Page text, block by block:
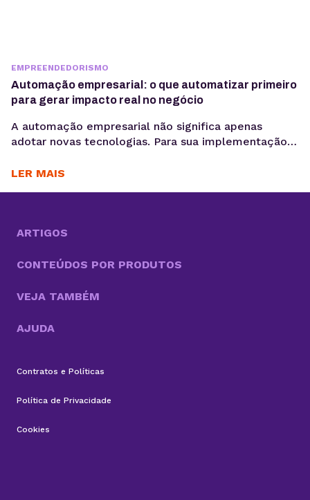
EMPREENDEDORISMO
Automação empresarial: o que automatizar primeiro
para gerar impacto real no negócio
A automação empresarial não significa apenas
adotar novas tecnologias. Para sua implementação
trabalho que reduzam tarefas repetitivas. Ou
tarefas necessárias para competir no mercado, a
LER MAIS
ARTIGOS
CONTEÚDOS POR PRODUTOS
VEJA TAMBÉM
AJUDA
Contratos e Políticas
Política de Privacidade
Cookies